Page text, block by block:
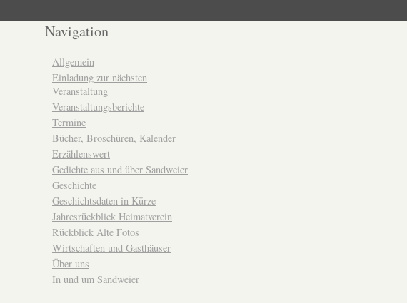
Navigation
Allgemein
Einladung zur nächsten
Veranstaltung
Veranstaltungsberichte
Termine
Bücher, Broschüren, Kalender
Erzählenswert
Gedichte aus und über Sandweier
Geschichte
Geschichtsdaten in Kürze
Jahresrückblick Heimatverein
Rückblick Alte Fotos
Wirtschaften und Gasthäuser
Über uns
In und um Sandweier